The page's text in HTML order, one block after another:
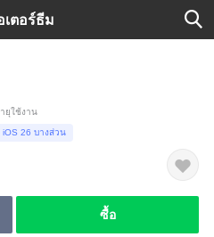
เตอร์ธีม
ยุใช้งาน
iOS 26 บางส่วน
ซื้อ